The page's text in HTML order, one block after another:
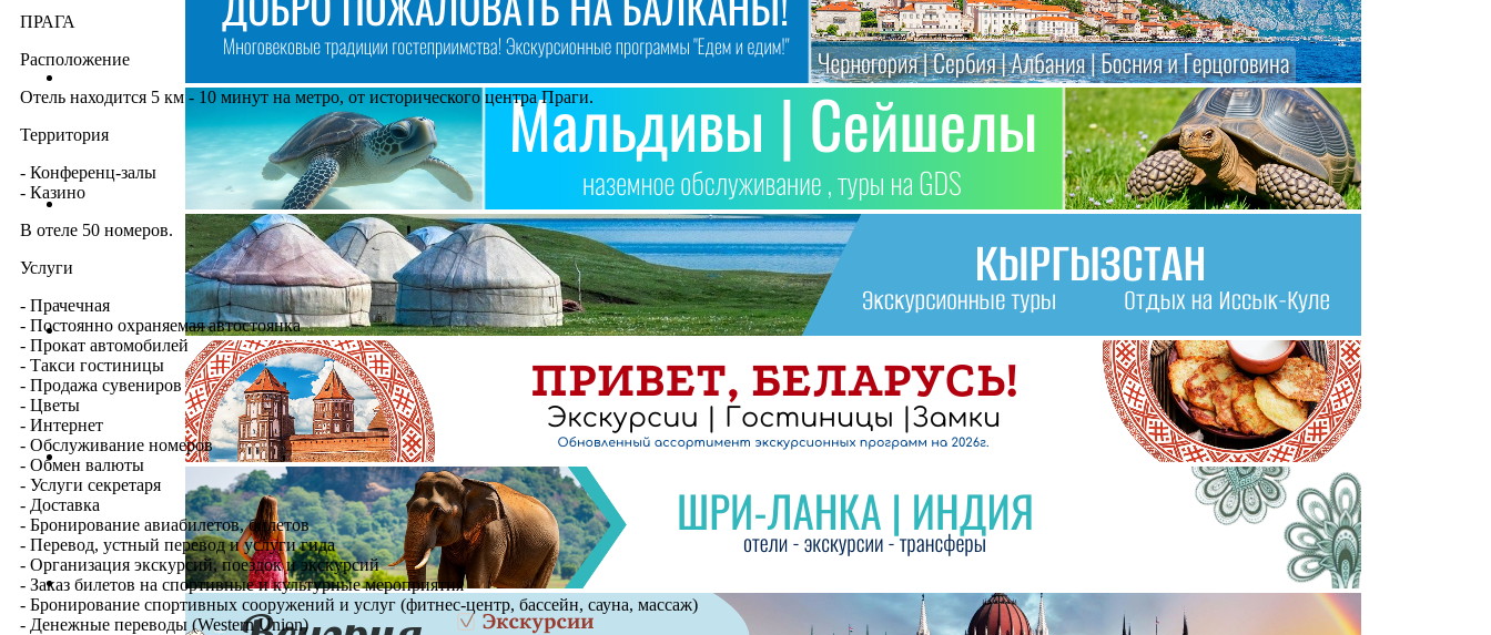
ПРАГА
Расположение
Отель находится 5 км - 10 минут на метро, от исторического центра Праги.
Территория
- Конференц-залы
- Казино
В отеле 50 номеров.
Услуги
- Прачечная
- Постоянно охраняемая автостоянка
- Прокат автомобилей
- Такси гостиницы
- Продажа сувениров
- Цветы
- Интернет
- Обслуживание номеров
- Обмен валюты
- Услуги секретаря
- Доставка
- Бронирование авиабилетов, билетов
- Перевод, устный перевод и услуги гида
- Организация экскурсий, поездок и экскурсий
- Заказ билетов на спортивные и культурные мероприятия
- Бронирование спортивных сооружений и услуг (фитнес-центр, бассейн, сауна, массаж)
- Денежные переводы (Western Union)